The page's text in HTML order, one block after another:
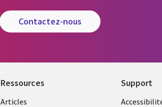
contactez-nous
Ressources
Articles
Support